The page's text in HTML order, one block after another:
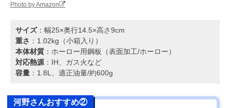
Photo by Amazon
サイズ：幅25×奥行14.5×高さ9cm
重さ ：1.02kg（小箱入り）
本体材質 ：ホーロー用鋼板（表面加工/ホーロー）
対応熱源 ：IH、ガス火など
容量 ：1.8L、適正油量/約600g
河野さんおすすめ②